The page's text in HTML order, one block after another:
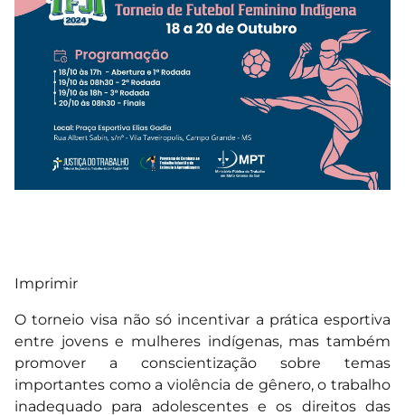
Imprimir
O torneio visa não só incentivar a prática esportiva
entre jovens e mulheres indígenas, mas também
promover a conscientização sobre temas
importantes como a violência de gênero, o trabalho
inadequado para adolescentes e os direitos das